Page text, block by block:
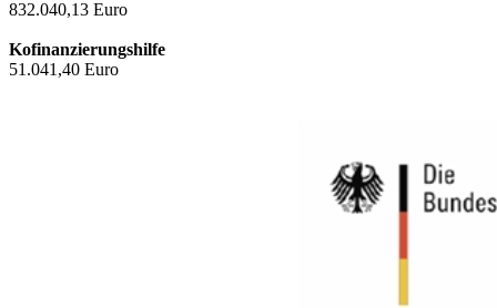
832.040,13 Euro
Kofinanzierungshilfe
51.041,40 Euro